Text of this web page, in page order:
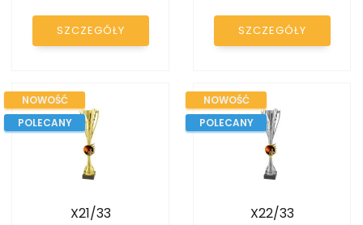
SZCZEGÓŁY SZCZEGÓŁY
NOWOŚĆ
POLECANY
X21/33
NOWOŚĆ
POLECANY
X22/33